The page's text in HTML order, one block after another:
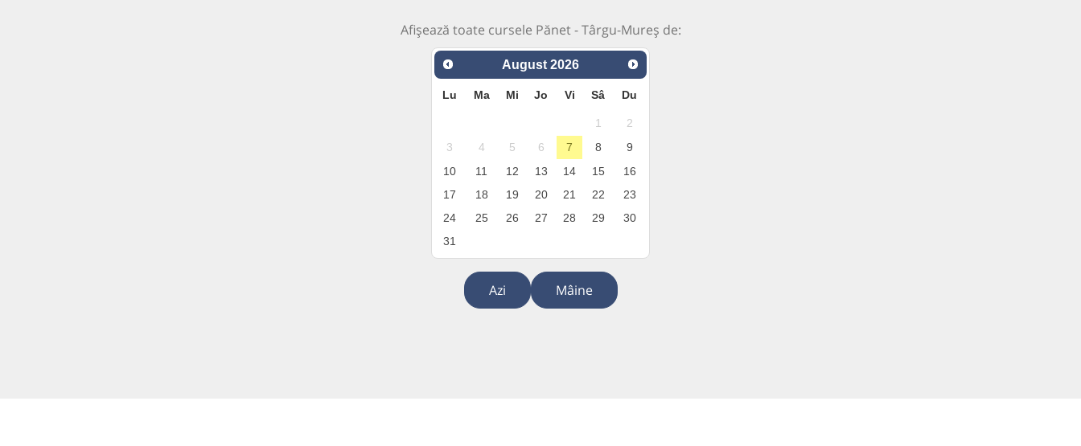
Afișează toate cursele Pănet - Târgu-Mureș de:
August 2026
Lu Ma Mi Jo Vi Sâ Du
1
2
3
4 5 6 7 8
9
10
11 12 13 14 15
16
17
18 19 20 21 22
23
24
25 26 27 28 29
30
31
Azi Mâine